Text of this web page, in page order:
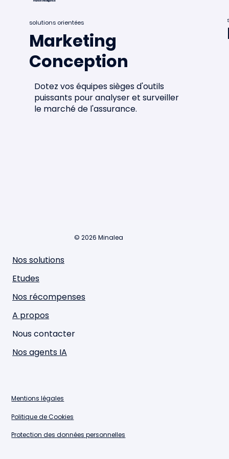
Minalea dans le mapping des
Dotez vos équipes sièges d'outils
puissants pour analyser et surveiller
le marché de l'assurance.
solutions orientées
Marketing
Conception
© 2026 Minalea
Nos solutions
Etudes
Nos agents IA
A propos
Nos récompenses
Nous contacter
Mentions légales
Politique de Cookies
Protection des données personnelles